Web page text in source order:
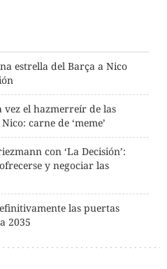
estrella del Barça a Nico
el hazmerreír de las
carne de ‘meme’
con ‘La Decisión’:
y negociar las
las puertas
2035